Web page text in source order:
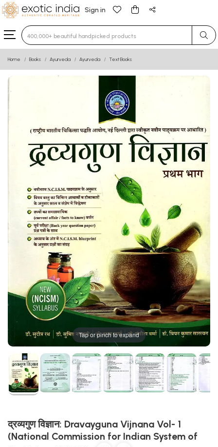
Sign in
Type 3 or more characters for results.
Home Books Ayurveda Ayurveda Text Books
Tap or pinch to expand
द्रव्यगुण विज्ञान: Dravayguna Vijnana Vol- 1
(National Commission for Indian System of